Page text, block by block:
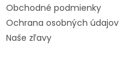
eObchodné podmienky
Ochrana osobných údajov
Naše zľavy